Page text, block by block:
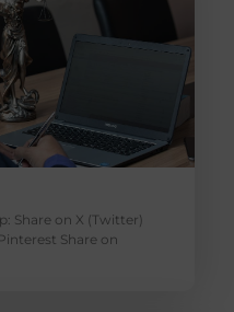
Share on X (Twitter)
Share on